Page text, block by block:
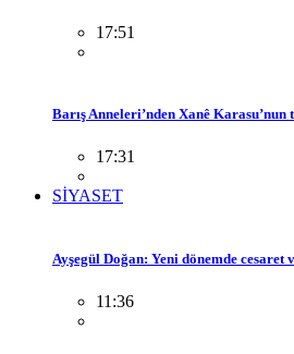
17:51
Barış Anneleri’nden Xanê
17:31
SİYASET
Ayşegül Doğan: Yeni dönemde cesaret
11:36